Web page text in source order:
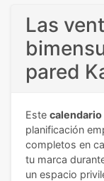
Las
pared
Este calendario
planificación
completos en
tu marca
un espacio